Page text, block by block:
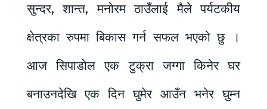
सुन्दर, शान्त, मनोरम ठाउँलाई मैले पर्यटकीय
क्षेत्रका रुपमा बिकास गर्न सफल भएको छु ।
आज सिपाडोल एक टुक्रा जग्गा किनेर घर
बनाउनदेखि एक दिन घुमेर आउँन भनेर घुम्न